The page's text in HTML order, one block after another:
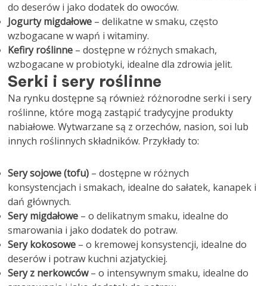
do deserów i jako dodatek do owoców.
Jogurty migdałowe – delikatne w smaku, często
wzbogacane w wapń i witaminy.
Kefiry roślinne – dostępne w różnych smakach,
wzbogacane w probiotyki, idealne dla zdrowia jelit.
Serki i sery roślinne
Na rynku dostępne są również różnorodne serki i sery
roślinne, które mogą zastąpić tradycyjne produkty
nabiałowe. Wytwarzane są z orzechów, nasion, soi lub
innych roślinnych składników. Przykłady to:
Sery sojowe (tofu) – dostępne w różnych
konsystencjach i smakach, idealne do sałatek, kanapek i
dań głównych.
Sery migdałowe – o delikatnym smaku, idealne do
smarowania i jako dodatek do potraw.
Sery kokosowe – o kremowej konsystencji, idealne do
deserów i potraw kuchni azjatyckiej.
Sery z nerkowców– o intensywnym smaku, idealne do